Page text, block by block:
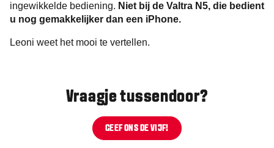
ingewikkelde bediening. Niet bij de Valtra N5, die bedient
u nog gemakkelijker dan een iPhone.
Leoni weet het mooi te vertellen.
Vraagje tussendoor?
GEEF ONS DE VIJF!